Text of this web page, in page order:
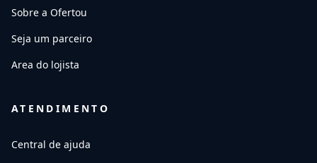
Sobre a Ofertou
Seja um parceiro
Area do lojista
ATENDIMENTO
Central de ajuda